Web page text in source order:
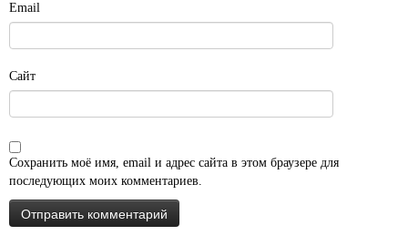
Email
Сайт
Сохранить моё имя, email и адрес сайта в этом браузере для
последующих моих комментариев.